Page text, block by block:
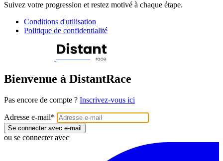
Suivez votre progression et restez motivé à chaque étape.
Conditions d'utilisation
Politique de confidentialité
Bienvenue à DistantRace
Pas encore de compte ? Inscrivez-vous ici
Adresse e-mail*
Se connecter avec e-mail
ou se connecter avec